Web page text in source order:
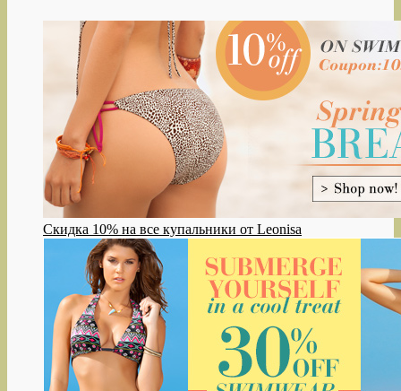
Скидка 10% на все купальники от Leonisa